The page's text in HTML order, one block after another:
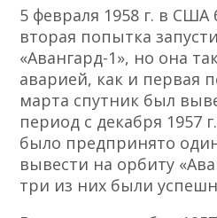
5 февраля 1958 г. в
вторая попытка
«Авангард-1», но она
аварией, как и первая
марта спутник был
период с декабря 1957
было предпринято
вывести на орбиту
три из них были